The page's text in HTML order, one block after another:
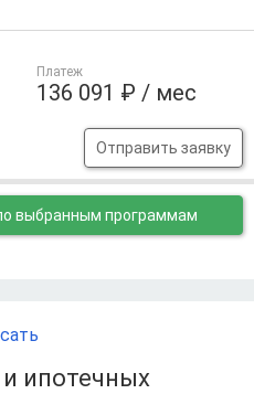
Платеж
136 091 ₽ / мес
Отправить заявку
выбранным программам
ипотечных